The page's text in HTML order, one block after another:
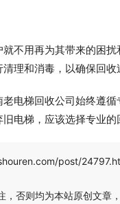
不用再为其带来的困
理和消毒，以确保回收
电梯回收公司始终遵
电梯，应该选择专业的
post/
，否则均为本站原创文章